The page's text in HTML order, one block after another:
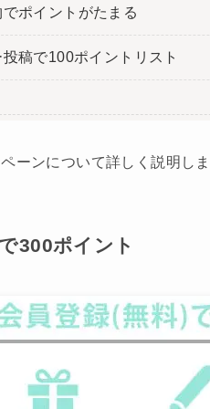
ポイントがたまる
投稿で100ポイントリスト
ーンについて詳しく説明し
300ポイント